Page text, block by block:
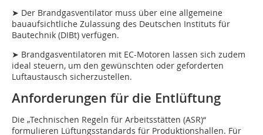
➤ Der Brandgasventilator muss über eine allgemeine
bauaufsichtliche Zulassung des Deutschen Instituts für
Bautechnik (DIBt) verfügen.
➤ Brandgasventilatoren mit EC-Motoren lassen sich zudem
ideal steuern, um den gewünschten oder geforderten
Luftaustausch sicherzustellen.
Anforderungen für die Entlüftung
Die „Technischen Regeln für Arbeitsstätten (ASR)“
formulieren Lüftungsstandards für Produktionshallen. Für